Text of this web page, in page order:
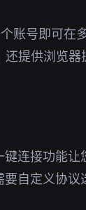
账号即可在
提供浏览器
连接功能让
自定义协议